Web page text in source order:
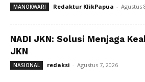
MANOKWARI Redaktur KlikPapua - Agustus
NADI JKN: Solusi Menjaga
JKN
NASIONAL redaksi - Agustus 7, 2026